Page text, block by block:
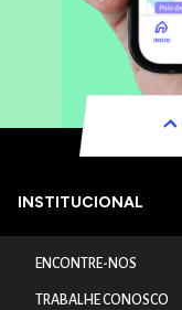
INSTITUCIONAL
ENCONTRE-NOS
TRABALHE CONOSCO